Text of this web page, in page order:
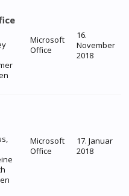
Microsoft
Office
16.
November
2018
Microsoft
Office
17. Januar
2018